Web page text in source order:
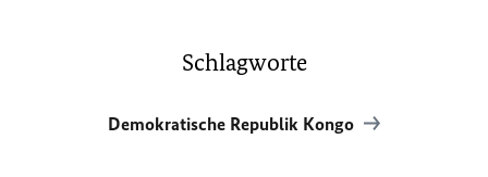
Schlagworte
Demokratische Republik Kongo